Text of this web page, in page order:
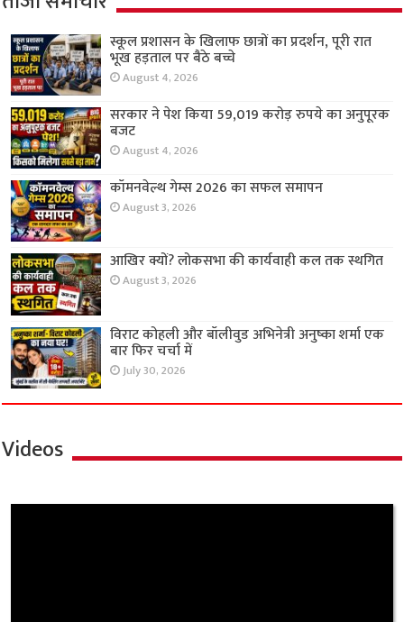
स्कूल प्रशासन के खिलाफ छात्रों का प्रदर्शन, पूरी रात
भूख हड़ताल पर बैठे बच्चे
August 4, 2026
सरकार ने पेश किया 59,019 करोड़ रुपये का अनुपूरक
बजट
August 4, 2026
कॉमनवेल्थ गेम्स 2026 का सफल समापन
August 3, 2026
आखिर क्यों? लोकसभा की कार्यवाही कल तक स्थगित
August 3, 2026
विराट कोहली और बॉलीवुड अभिनेत्री अनुष्का शर्मा एक
बार फिर चर्चा में
July 30, 2026
Videos